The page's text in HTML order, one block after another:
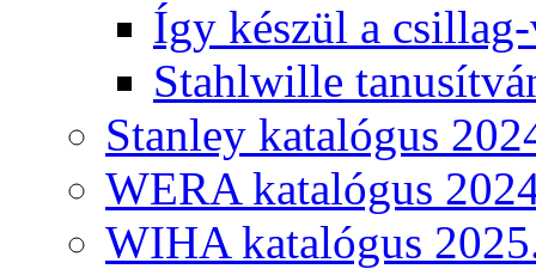
Így készül a
Stahlwille
Stanley katalógus
WERA katalógus
WIHA katalógus